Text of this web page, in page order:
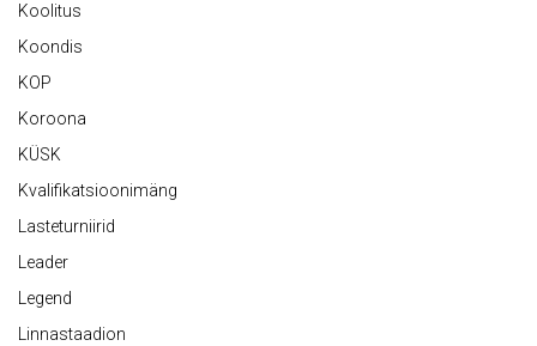
Koolitus
Koondis
KOP
Koroona
KÜSK
Kvalifikatsioonimäng
Lasteturniirid
Leader
Legend
Linnastaadion